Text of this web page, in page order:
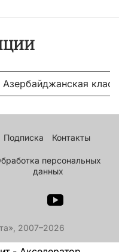
Азербайджанская
Подписка Контакты
персональных
данных
2007–2026